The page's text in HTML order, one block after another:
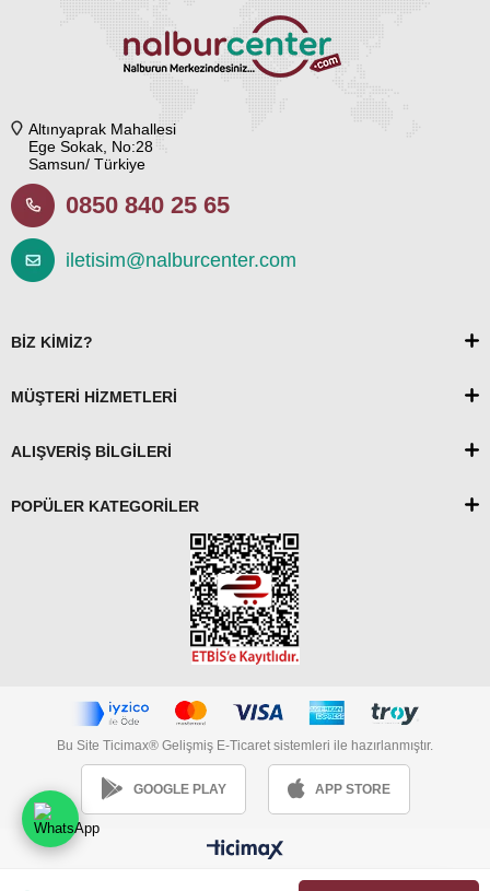
Altınyaprak Mahallesi
Ege Sokak, No:28
Samsun/ Türkiye
0850 840 25 65
iletisim@nalburcenter.com
BİZ KİMİZ?
MÜŞTERİ HİZMETLERİ
ALIŞVERİŞ BİLGİLERİ
POPÜLER KATEGORİLER
Bu Site Ticimax® Gelişmiş E-Ticaret sistemleri ile hazırlanmıştır.
GOOGLE PLAY APP STORE